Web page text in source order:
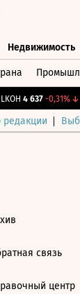
Недвижимость
LKOH 4 637 -0,31%↓
связь
центр